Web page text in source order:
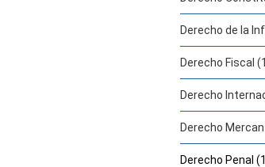
Derecho de la
Derecho Fiscal
Derecho
Derecho
Derecho Penal